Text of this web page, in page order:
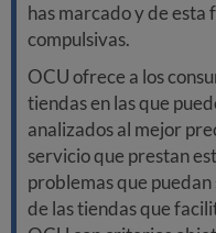
has marcado y de esta
compulsivas.
OCU ofrece a los
tiendas en las que
analizados al mejor
servicio que prestan
problemas que
de las tiendas que